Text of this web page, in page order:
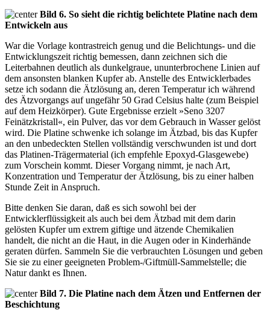
Bild 6. So sieht die richtig belichtete Platine nach dem
Entwickeln aus
War die Vorlage kontrastreich genug und die Belichtungs- und die
Entwicklungszeit richtig bemessen, dann zeichnen sich die
Leiterbahnen deutlich als dunkelgraue, ununterbrochene Linien auf
dem ansonsten blanken Kupfer ab. Anstelle des Entwicklerbades
setze ich sodann die Ätzlösung an, deren Temperatur ich während
des Ätzvorgangs auf ungefähr 50 Grad Celsius halte (zum Beispiel
auf dem Heizkörper). Gute Ergebnisse erzielt »Seno 3207
Feinätzkristall«, ein Pulver, das vor dem Gebrauch in Wasser gelöst
wird. Die Platine schwenke ich solange im Ätzbad, bis das Kupfer
an den unbedeckten Stellen vollständig verschwunden ist und dort
das Platinen-Trägermaterial (ich empfehle Epoxyd-Glasgewebe)
zum Vorschein kommt. Dieser Vorgang nimmt, je nach Art,
Konzentration und Temperatur der Ätzlösung, bis zu einer halben
Stunde Zeit in Anspruch.
Bitte denken Sie daran, daß es sich sowohl bei der
Entwicklerflüssigkeit als auch bei dem Ätzbad mit dem darin
gelösten Kupfer um extrem giftige und ätzende Chemikalien
handelt, die nicht an die Haut, in die Augen oder in Kinderhände
geraten dürfen. Sammeln Sie die verbrauchten Lösungen und geben
Sie sie zu einer geeigneten Problem-/Giftmüll-Sammelstelle; die
Natur dankt es Ihnen.
Bild 7. Die Platine nach dem Ätzen und Entfernen der
Beschichtung